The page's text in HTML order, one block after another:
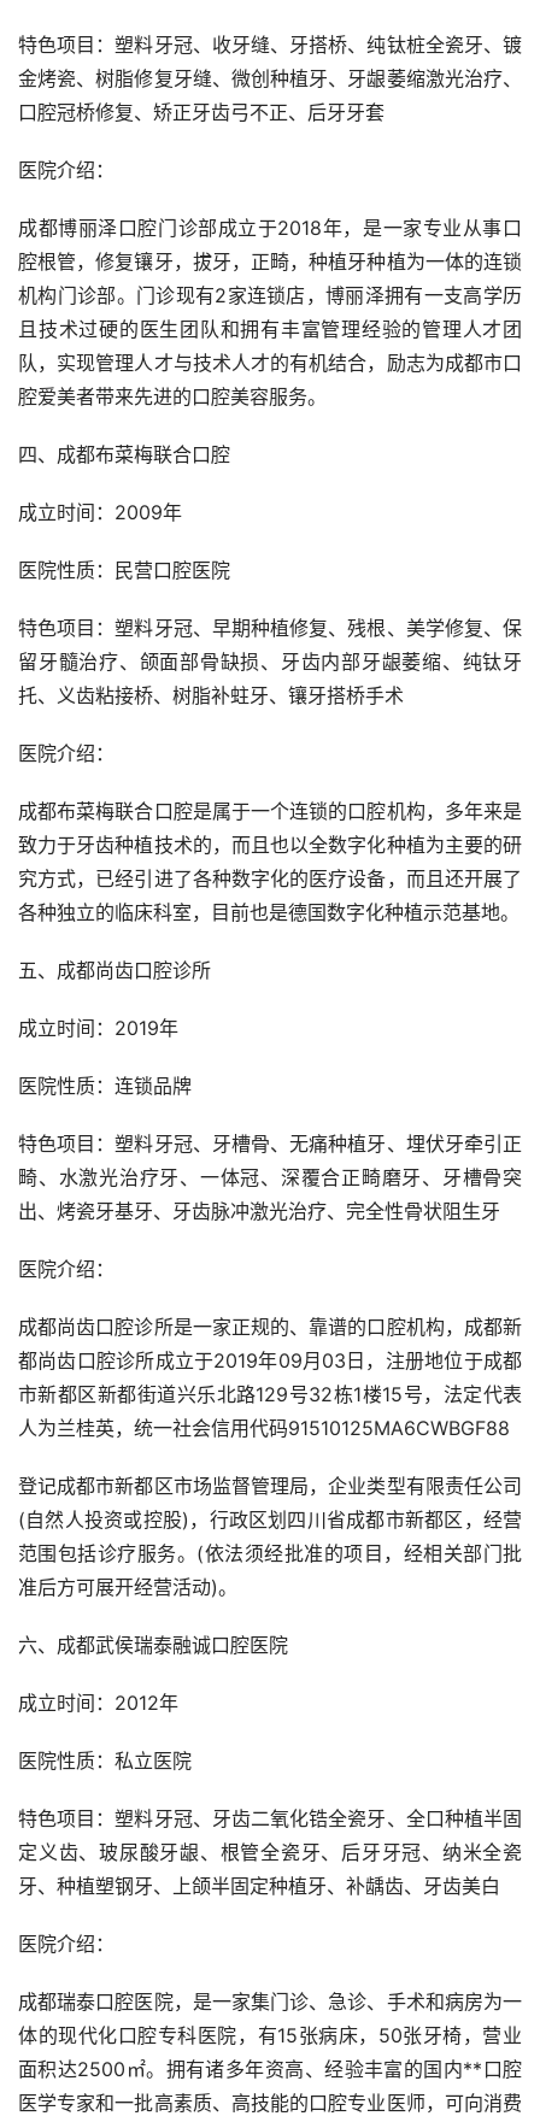
特色项目：塑料牙冠、收牙缝、牙搭桥、纯钛桩全瓷牙、镀
金烤瓷、树脂修复牙缝、微创种植牙、牙龈萎缩激光治疗、
口腔冠桥修复、矫正牙齿弓不正、后牙牙套
医院介绍：
成都博丽泽口腔门诊部成立于2018年，是一家专业从事口
腔根管，修复镶牙，拔牙，正畸，种植牙种植为一体的连锁
机构门诊部。门诊现有2家连锁店，博丽泽拥有一支高学历
且技术过硬的医生团队和拥有丰富管理经验的管理人才团
队，实现管理人才与技术人才的有机结合，励志为成都市口
腔爱美者带来先进的口腔美容服务。
四、成都布菜梅联合口腔
成立时间：2009年
医院性质：民营口腔医院
特色项目：塑料牙冠、早期种植修复、残根、美学修复、保
留牙髓治疗、颌面部骨缺损、牙齿内部牙龈萎缩、纯钛牙
托、义齿粘接桥、树脂补蛀牙、镶牙搭桥手术
医院介绍：
成都布菜梅联合口腔是属于一个连锁的口腔机构，多年来是
致力于牙齿种植技术的，而且也以全数字化种植为主要的研
究方式，已经引进了各种数字化的医疗设备，而且还开展了
各种独立的临床科室，目前也是德国数字化种植示范基地。
五、成都尚齿口腔诊所
成立时间：2019年
医院性质：连锁品牌
特色项目：塑料牙冠、牙槽骨、无痛种植牙、埋伏牙牵引正
畸、水激光治疗牙、一体冠、深覆合正畸磨牙、牙槽骨突
出、烤瓷牙基牙、牙齿脉冲激光治疗、完全性骨状阻生牙
医院介绍：
成都尚齿口腔诊所是一家正规的、靠谱的口腔机构，成都新
都尚齿口腔诊所成立于2019年09月03日，注册地位于成都
市新都区新都街道兴乐北路129号32栋1楼15号，法定代表
人为兰桂英，统一社会信用代码91510125MA6CWBGF88
登记成都市新都区市场监督管理局，企业类型有限责任公司
(自然人投资或控股)，行政区划四川省成都市新都区，经营
范围包括诊疗服务。(依法须经批准的项目，经相关部门批
准后方可展开经营活动)。
六、成都武侯瑞泰融诚口腔医院
成立时间：2012年
医院性质：私立医院
特色项目：塑料牙冠、牙齿二氧化锆全瓷牙、全口种植半固
定义齿、玻尿酸牙龈、根管全瓷牙、后牙牙冠、纳米全瓷
牙、种植塑钢牙、上颌半固定种植牙、补龋齿、牙齿美白
医院介绍：
成都瑞泰口腔医院，是一家集门诊、急诊、手术和病房为一
体的现代化口腔专科医院，有15张病床，50张牙椅，营业
面积达2500㎡。拥有诸多年资高、经验丰富的国内**口腔
医学专家和一批高素质、高技能的口腔专业医师，可向消费